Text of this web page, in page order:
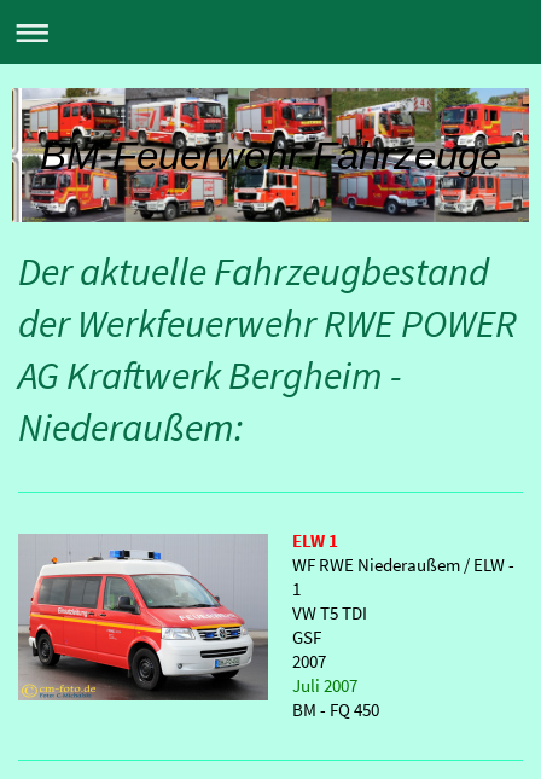
BM-Feuerwehr-Fahrzeuge
Der aktuelle Fahrzeugbestand
der Werkfeuerwehr RWE POWER
AG Kraftwerk Bergheim -
Niederaußem:
ELW 1
WF RWE Niederaußem / ELW -
1
VW T5 TDI
GSF
2007
Juli 2007
BM - FQ 450